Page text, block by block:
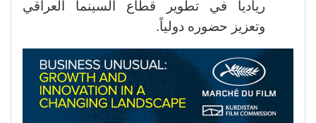
ريادياً في تطوير قطاع السينما العراقي
وتعزيز حضوره دولياً.